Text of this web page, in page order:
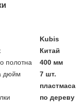
Kubis
Китай
полотна
400 мм
дюйм
7 шт.
пластмаса
по дереву